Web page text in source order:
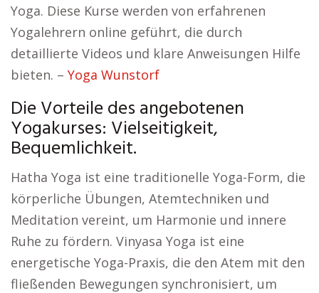
Yoga. Diese Kurse werden von erfahrenen
Yogalehrern online geführt, die durch
detaillierte Videos und klare Anweisungen Hilfe
bieten. – Yoga Wunstorf
Die Vorteile des angebotenen
Yogakurses: Vielseitigkeit,
Bequemlichkeit.
Hatha Yoga ist eine traditionelle Yoga-Form, die
körperliche Übungen, Atemtechniken und
Meditation vereint, um Harmonie und innere
Ruhe zu fördern. Vinyasa Yoga ist eine
energetische Yoga-Praxis, die den Atem mit den
fließenden Bewegungen synchronisiert, um